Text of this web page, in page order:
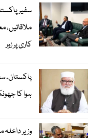
سفیر
ملاقاتیں،
کاری پر زور
پاکستان،
ہوا کا
وزیر داخلہ